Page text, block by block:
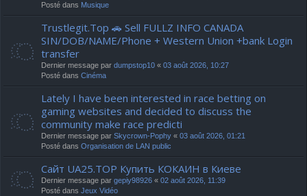
Posté dans Musique
Trustlegit.Top 🚗 Sell FULLZ INFO CANADA
SIN/DOB/NAME/Phone + Western Union +bank Login
transfer
Dernier message par dumpstop10 « 03 août 2026, 10:27
Posté dans Cinéma
Lately I have been interested in race betting on
gaming websites and decided to discuss the
community make race predicti
Dernier message par Skycrown-Pophy « 03 août 2026, 01:21
Posté dans Organisation de LAN public
Сайт UA25.TOP Купить КОКАИН в Киеве
Dernier message par gepiy98926 « 02 août 2026, 11:39
Posté dans Jeux Vidéo